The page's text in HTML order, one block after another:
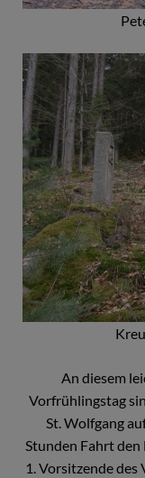
An diesem
Vorfrühlingstag
St. Wolfgang
Stunden Fahrt
1. Vorsitzende des